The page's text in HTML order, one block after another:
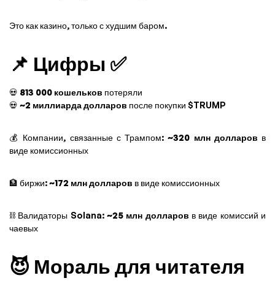
Это как казино, только с худшим баром.
📌 Цифры ✅
💀 813 000 кошельков потеряли
💀 ~2 миллиарда долларов после покупки $TRUMP
💰 Компании, связанные с Трампом:~320 млн долларов в
виде комиссионных
🏦 биржи:~172 млн долларов в виде комиссионных
⛓️ Валидаторы Solana: ~25 млн долларов в виде комиссий и
чаевых
😈 Мораль для читателя